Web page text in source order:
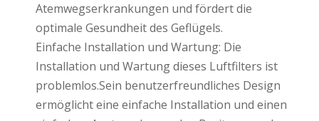
Atemwegserkrankungen und fördert die
optimale Gesundheit des Geflügels.
Einfache Installation und Wartung: Die
Installation und Wartung dieses Luftfilters ist
problemlos.Sein benutzerfreundliches Design
ermöglicht eine einfache Installation und einen